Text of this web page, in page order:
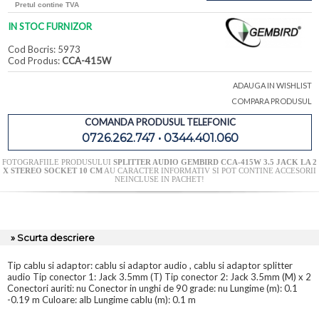
Pretul contine TVA
IN STOC FURNIZOR
Cod Bocris: 5973
Cod Produs:CCA-415W
ADAUGA IN WISHLIST
COMPARA PRODUSUL
COMANDA PRODUSUL TELEFONIC
0726.262.747 • 0344.401.060
FOTOGRAFIILE PRODUSULUI SPLITTER AUDIO GEMBIRD CCA-415W 3.5 JACK LA 2
X STEREO SOCKET 10 CMAU CARACTER INFORMATIV SI POT CONTINE ACCESORII
NEINCLUSE IN PACHET!
» Scurta descriere
Tip cablu si adaptor: cablu si adaptor audio , cablu si adaptor splitter
audio Tip conector 1: Jack 3.5mm (T) Tip conector 2: Jack 3.5mm (M) x 2
Conectori auriti: nu Conector in unghi de 90 grade: nu Lungime (m): 0.1
-0.19 m Culoare: alb Lungime cablu (m): 0.1 m